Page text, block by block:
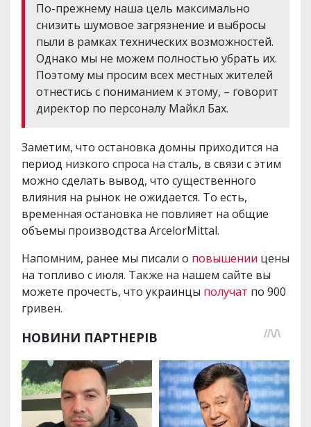
По-прежнему наша цель максимально
снизить шумовое загрязнение и выбросы
пыли в рамках технических возможностей.
Однако мы не можем полностью убрать их.
Поэтому мы просим всех местных жителей
отнестись с пониманием к этому, – говорит
директор по персоналу Майкл Бах.
Заметим, что остановка домны приходится на
период низкого спроса на сталь, в связи с этим
можно сделать вывод, что существенного
влияния на рынок не ожидается. То есть,
временная остановка не повлияет на общие
объемы производства ArcelorMittal.
Напомним, ранее мы писали о повышении цены
на топливо с июля. Также на нашем сайте вы
можете прочесть, что украинцы получат по 900
гривен.